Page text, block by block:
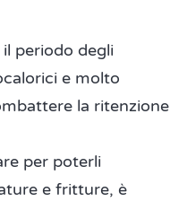
periodo degli
e molto
la ritenzione
per poterli
e fritture, è